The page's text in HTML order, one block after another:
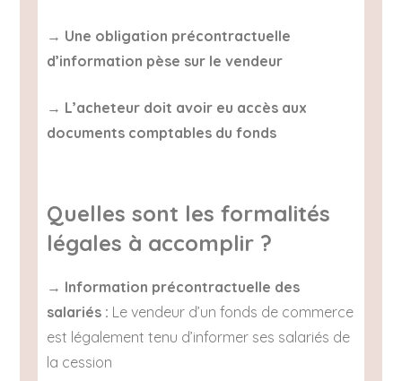
→ Une obligation précontractuelle
d’information pèse sur le vendeur
→ L’acheteur doit avoir eu accès aux
documents comptables du fonds
Quelles sont les formalités
légales à accomplir ?
→ Information précontractuelle des
salariés : Le vendeur d’un fonds de commerce
est légalement tenu d’informer ses salariés de
la cession